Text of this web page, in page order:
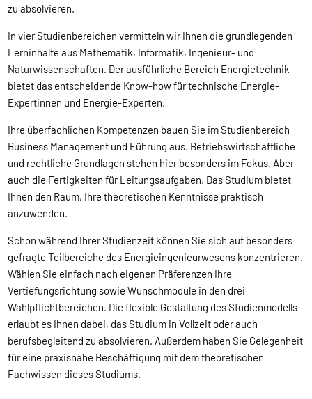
zu absolvieren.
In vier Studienbereichen vermitteln wir Ihnen die grundlegenden
Lerninhalte aus Mathematik, Informatik, Ingenieur- und
Naturwissenschaften. Der ausführliche Bereich Energietechnik
bietet das entscheidende Know-how für technische Energie-
Expertinnen und Energie-Experten.
Ihre überfachlichen Kompetenzen bauen Sie im Studienbereich
Business Management und Führung aus. Betriebswirtschaftliche
und rechtliche Grundlagen stehen hier besonders im Fokus. Aber
auch die Fertigkeiten für Leitungsaufgaben. Das Studium bietet
Ihnen den Raum, Ihre theoretischen Kenntnisse praktisch
anzuwenden.
Schon während Ihrer Studienzeit können Sie sich auf besonders
gefragte Teilbereiche des Energieingenieurwesens konzentrieren.
Wählen Sie einfach nach eigenen Präferenzen Ihre
Vertiefungsrichtung sowie Wunschmodule in den drei
Wahlpflichtbereichen. Die flexible Gestaltung des Studienmodells
erlaubt es Ihnen dabei, das Studium in Vollzeit oder auch
berufsbegleitend zu absolvieren. Außerdem haben Sie Gelegenheit
für eine praxisnahe Beschäftigung mit dem theoretischen
Fachwissen dieses Studiums.